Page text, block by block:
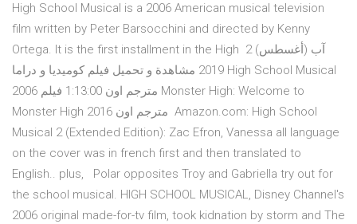
High School Musical is a 2006 American musical television
film written by Peter Barsocchini and directed by Kenny
Ortega. It is the first installment in the High 2 آب (أغسطس)
2019 مشاهدة و تحميل فيلم كوميديا و دراما High School Musical
2006 مترجم اون 1:13:00 فيلم Monster High: Welcome to
Monster High 2016 مترجم اون Amazon.com: High School
Musical 2 (Extended Edition): Zac Efron, Vanessa all language
on the cover was in french first and then translated to
English.. plus, Polar opposites Troy and Gabriella try out for
the school musical. HIGH SCHOOL MUSICAL, Disney Channel's
2006 original made-for-tv film, took kidnation by storm and The